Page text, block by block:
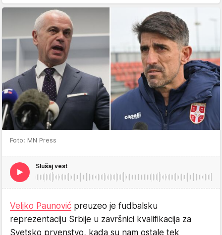
Foto: MN Press
Slušaj vest
Veljko Paunović preuzeo je fudbalsku
reprezentaciju Srbije u završnici kvalifikacija za
Svetsko prvenstvo, kada su nam ostale tek